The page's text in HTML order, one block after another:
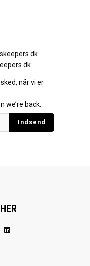
når vi er
we’re back.